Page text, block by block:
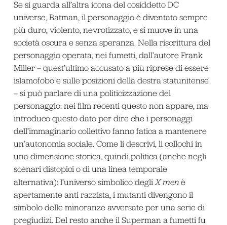
Se si guarda all’altra icona del cosiddetto DC
universe, Batman, il personaggio è diventato sempre
più duro, violento, nevrotizzato, e si muove in una
società oscura e senza speranza. Nella riscrittura del
personaggio operata, nei fumetti, dall’autore Frank
Miller – quest’ultimo accusato a più riprese di essere
islamofobo e sulle posizioni della destra statunitense
– si può parlare di una politicizzazione del
personaggio: nei film recenti questo non appare, ma
introduco questo dato per dire che i personaggi
dell’immaginario collettivo fanno fatica a mantenere
un’autonomia sociale. Come li descrivi, li collochi in
una dimensione storica, quindi politica (anche negli
scenari distopici o di una linea temporale
alternativa): l’universo simbolico degliX menè
apertamente anti razzista, i mutanti divengono il
simbolo delle minoranze avversate per una serie di
pregiudizi. Del resto anche il Superman a fumetti fu